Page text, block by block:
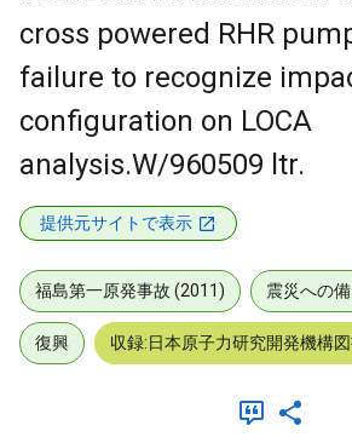
cross powered RHR
failure to recognize
configuration on LOCA
analysis.W/960509 ltr.
提供元サイトで表示
福島第一原発事故 (2011) 震災への備
復興 収録:日本原子力研究開発機構